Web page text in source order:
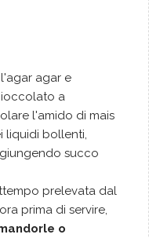
agar e
a
l'amido di mais
liquidi bollenti,
succo
prelevata dal
prima di servire,
o